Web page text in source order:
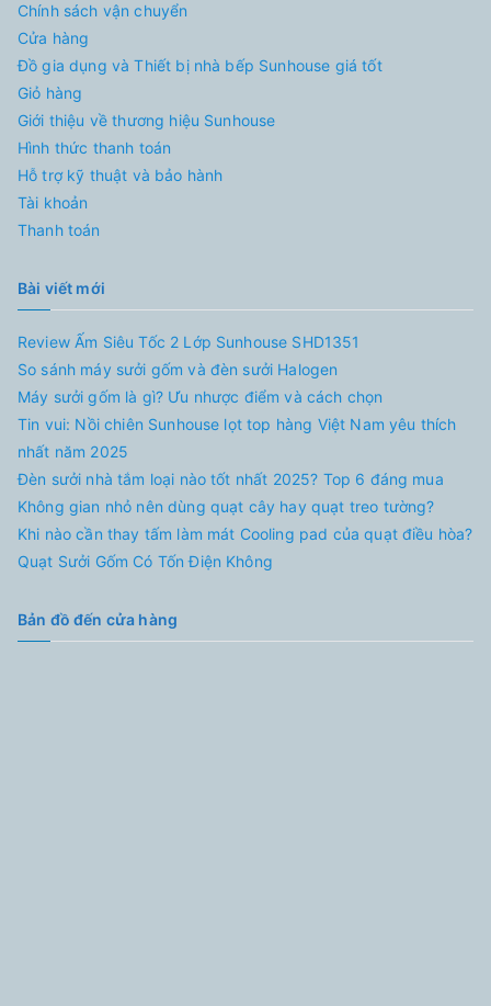
Chính sách vận chuyển
Cửa hàng
Đồ gia dụng và Thiết bị nhà bếp Sunhouse giá tốt
Giỏ hàng
Giới thiệu về thương hiệu Sunhouse
Hình thức thanh toán
Hỗ trợ kỹ thuật và bảo hành
Tài khoản
Thanh toán
Bài viết mới
Review Ấm Siêu Tốc 2 Lớp Sunhouse SHD1351
So sánh máy sưởi gốm và đèn sưởi Halogen
Máy sưởi gốm là gì? Ưu nhược điểm và cách chọn
Tin vui: Nồi chiên Sunhouse lọt top hàng Việt Nam yêu thích
nhất năm 2025
Đèn sưởi nhà tắm loại nào tốt nhất 2025? Top 6 đáng mua
Không gian nhỏ nên dùng quạt cây hay quạt treo tường?
Khi nào cần thay tấm làm mát Cooling pad của quạt điều hòa?
Quạt Sưởi Gốm Có Tốn Điện Không
Bản đồ đến cửa hàng